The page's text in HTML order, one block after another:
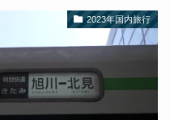
2023年国内旅行